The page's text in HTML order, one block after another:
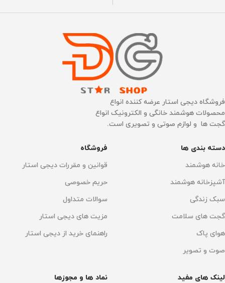
فروشگاه دیجی استار عرضه کننده انواع
محصولات هوشمند خانگی و الکترونیک انواع
گجت ها و لوازم صوتی و تصویری است.
دسته بندی ها
خانه هوشمند
آشپزخانه هوشمند
سبک زندگی
گجت های سلامت
هوای پاک
صوت و تصویر
فروشگاه
قوانین و مقررات دیجی استار
حریم خصوصی
سوالات متداول
مزیت های دیجی استار
راهنمای خرید از دیجی استار
لینک های مفید
نماد ها و مجوزها